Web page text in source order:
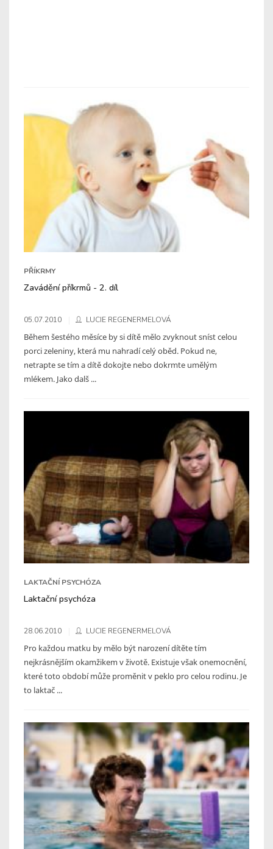
PŘÍKRMY
Zavádění příkrmů - 2. díl
05.07.2010 LUCIE REGENERMELOVÁ
Během šestého měsíce by si dítě mělo zvyknout sníst celou
porci zeleniny, která mu nahradí celý oběd. Pokud ne,
netrapte se tím a dítě dokojte nebo dokrmte umělým
mlékem. Jako dalš ...
LAKTAČNÍ PSYCHÓZA
Laktační psychóza
28.06.2010 LUCIE REGENERMELOVÁ
Pro každou matku by mělo být narození dítěte tím
nejkrásnějším okamžikem v životě. Existuje však onemocnění,
které toto období může proměnit v peklo pro celou rodinu. Je
to laktač ...